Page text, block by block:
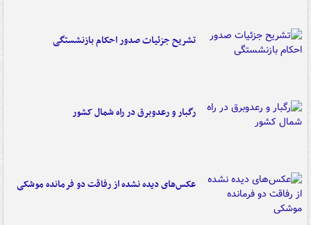
تشریح جزئیات صدور احکام بازنشستگی
رگبار و رعدوبرق در راه شمال کشور
عکس‌های دیده نشده از رفاقت دو فرمانده‌ موشکی